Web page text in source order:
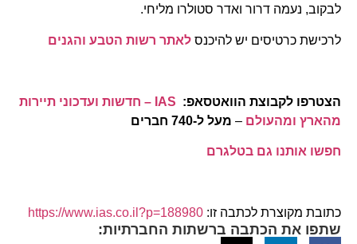
לבקוב, נעמה דרור ואדר סטולרו מליחי.
לרכישת כרטיסים יש להיכנסלאתר רשות הטבע והגנים
הצטרפו לקבוצת הוואטסאפ:
IAS – חדשות ועדכוני תיירות
מהארץ ומהעולם–מעל ל-740 חברים
חפשו אותנו גם בטלגרם
כתובת מקוצרת לכתבה זו: https://www.ias.co.il?p=188980
שתפו את הכתבה ברשתות החברתיות: